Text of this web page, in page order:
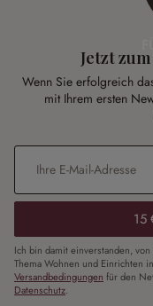
Jetzt
Wenn Sie erfolgreich
mit Ihrem ersten
E-Mail-Adresse*
15
Ich bin damit einverstanden,
Thema Wohnen und Einrichten
Versandbedingungen für den
Datenschutz.